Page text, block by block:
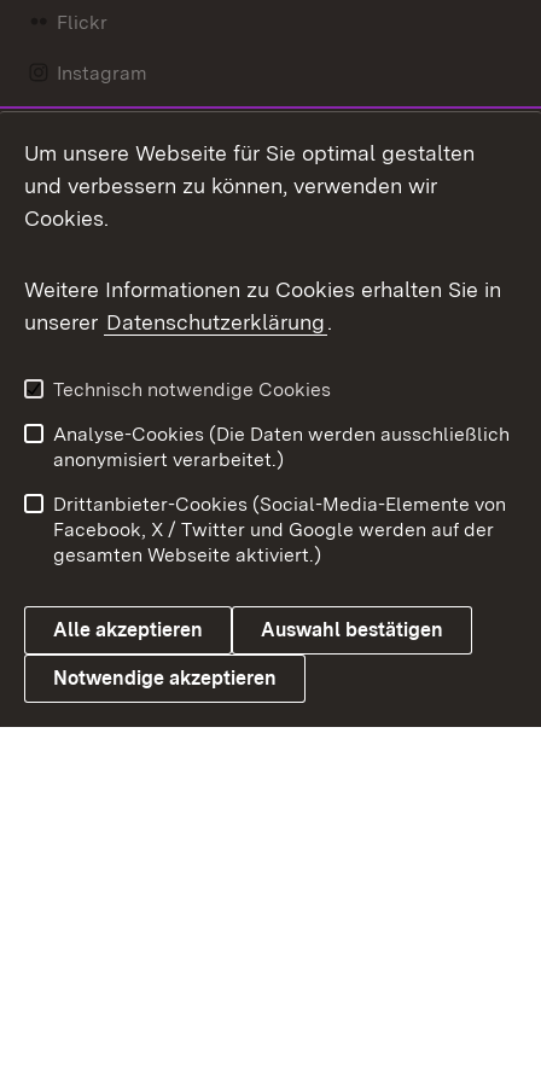
Flickr
Instagram
Mastodon
Messenger
Social Wall
X / Twitter
Youtube
Link zum Landesportal
Benutzungshinweise
Barrierefreiheit
Datenschutz
Cookies
Um unsere Webseite für Sie optimal gestalten
und verbessern zu können, verwenden wir
Cookies.
Weitere Informationen zu Cookies erhalten Sie in
unserer Datenschutzerklärung.
Technisch notwendige Cookies
Analyse-Cookies (Die Daten werden ausschließlich
anonymisiert verarbeitet.)
Drittanbieter-Cookies (Social-Media-Elemente von
Facebook, X / Twitter und Google werden auf der
gesamten Webseite aktiviert.)
Alle akzeptieren Auswahl bestätigen
Notwendige akzeptieren